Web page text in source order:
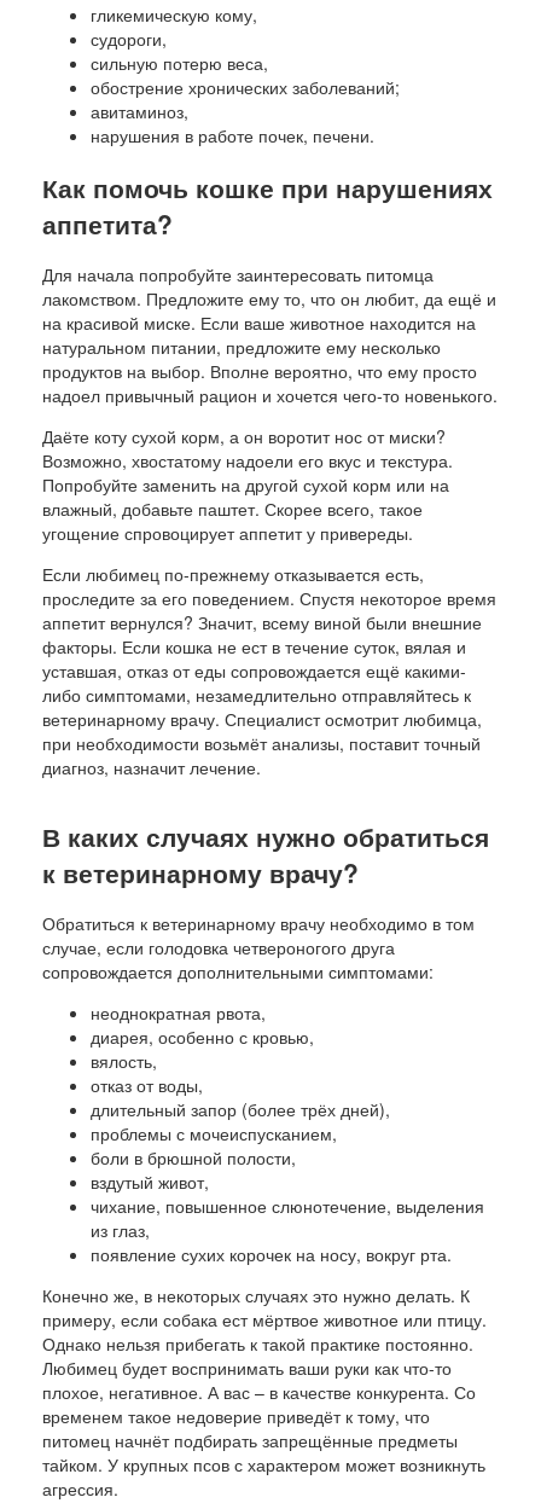
гликемическую кому,
судороги,
сильную потерю веса,
обострение хронических заболеваний;
авитаминоз,
нарушения в работе почек, печени.
Как помочь кошке при нарушениях
аппетита?
Для начала попробуйте заинтересовать питомца
лакомством. Предложите ему то, что он любит, да ещё и
на красивой миске. Если ваше животное находится на
натуральном питании, предложите ему несколько
продуктов на выбор. Вполне вероятно, что ему просто
надоел привычный рацион и хочется чего-то новенького.
Даёте коту сухой корм, а он воротит нос от миски?
Возможно, хвостатому надоели его вкус и текстура.
Попробуйте заменить на другой сухой корм или на
влажный, добавьте паштет. Скорее всего, такое
угощение спровоцирует аппетит у привереды.
Если любимец по-прежнему отказывается есть,
проследите за его поведением. Спустя некоторое время
аппетит вернулся? Значит, всему виной были внешние
факторы. Если кошка не ест в течение суток, вялая и
уставшая, отказ от еды сопровождается ещё какими-
либо симптомами, незамедлительно отправляйтесь к
ветеринарному врачу. Специалист осмотрит любимца,
при необходимости возьмёт анализы, поставит точный
диагноз, назначит лечение.
В каких случаях нужно обратиться
к ветеринарному врачу?
Обратиться к ветеринарному врачу необходимо в том
случае, если голодовка четвероногого друга
сопровождается дополнительными симптомами:
неоднократная рвота,
диарея, особенно с кровью,
вялость,
отказ от воды,
длительный запор (более трёх дней),
проблемы с мочеиспусканием,
боли в брюшной полости,
вздутый живот,
чихание, повышенное слюнотечение, выделения
из глаз,
появление сухих корочек на носу, вокруг рта.
Конечно же, в некоторых случаях это нужно делать. К
примеру, если собака ест мёртвое животное или птицу.
Однако нельзя прибегать к такой практике постоянно.
Любимец будет воспринимать ваши руки как что-то
плохое, негативное. А вас – в качестве конкурента. Со
временем такое недоверие приведёт к тому, что
питомец начнёт подбирать запрещённые предметы
тайком. У крупных псов с характером может возникнуть
агрессия.